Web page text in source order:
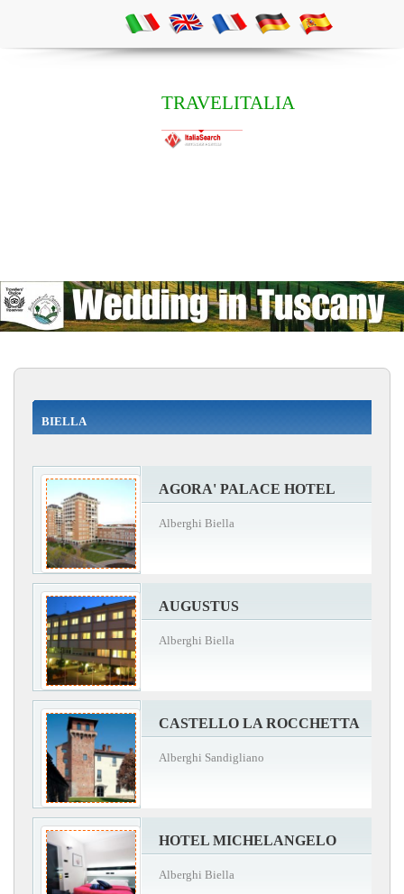
TRAVELITALIA
BIELLA
AGORA' PALACE HOTEL
Alberghi Biella
AUGUSTUS
Alberghi Biella
CASTELLO LA ROCCHETTA
Alberghi Sandigliano
HOTEL MICHELANGELO
Alberghi Biella